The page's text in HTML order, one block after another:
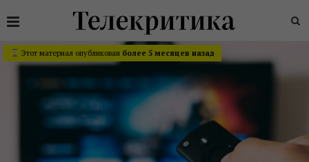
Этот материал опубликован более 5 месяцев назад